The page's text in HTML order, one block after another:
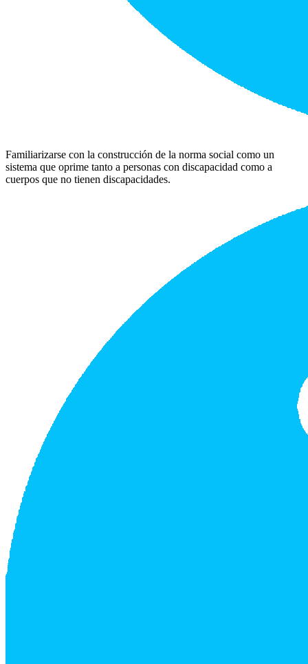
Familiarizarse con la construcción de la norma social como un
sistema que oprime tanto a personas con discapacidad como a
cuerpos que no tienen discapacidades.